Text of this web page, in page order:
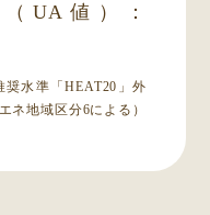
UA値）：
水準「HEAT20」外
ネ地域区分6による）